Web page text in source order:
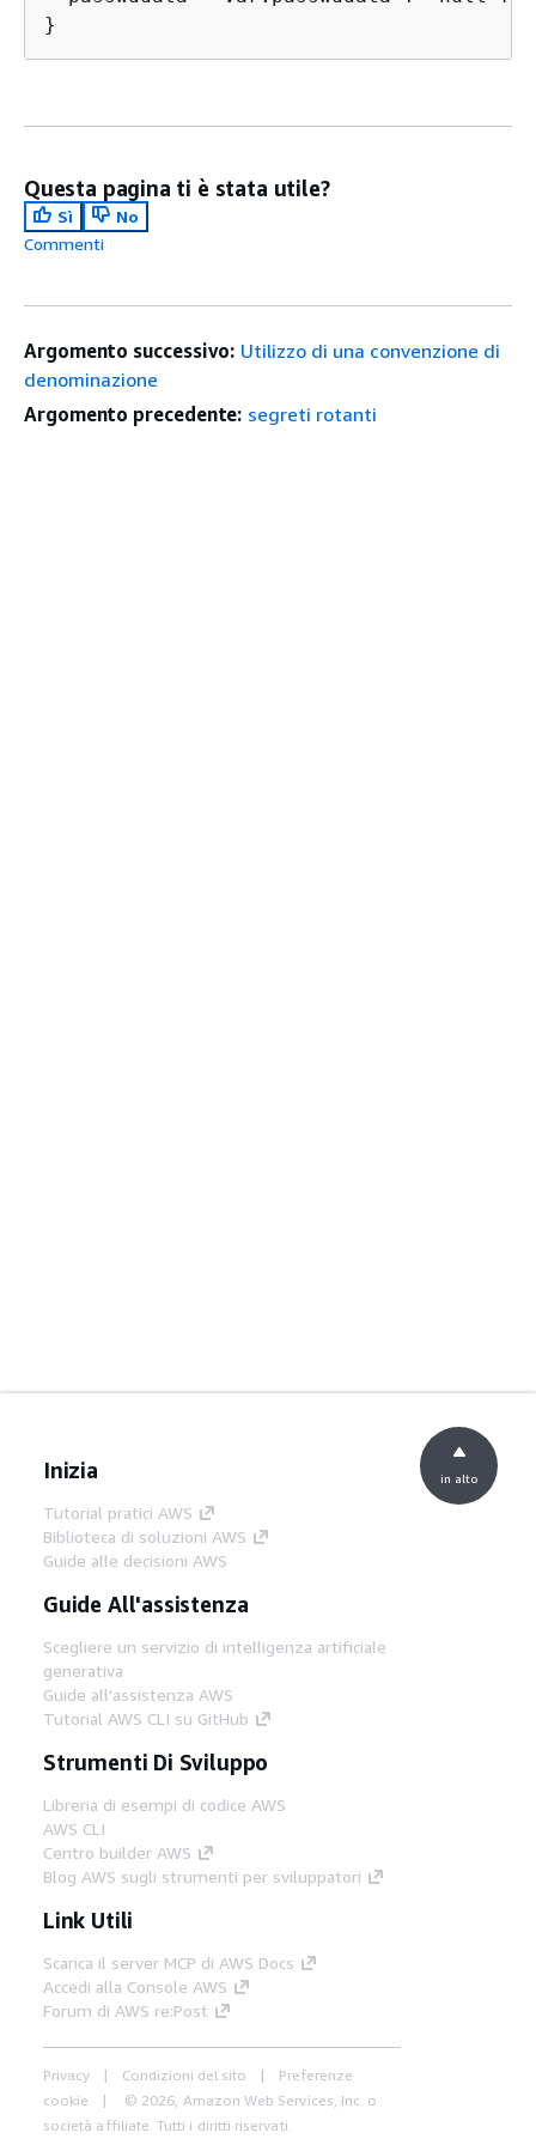
}
Questa pagina ti è stata utile?
Sì
No
Commenti
Argomento successivo: Utilizzo di una convenzione di
denominazione
Argomento precedente: segreti rotanti
Inizia
Tutorial pratici AWS
Biblioteca di soluzioni AWS
Guide alle decisioni AWS
Guide All'assistenza
Scegliere un servizio di intelligenza artificiale
generativa
Guide all'assistenza AWS
Tutorial AWS CLI su GitHub
Strumenti Di Sviluppo
Libreria di esempi di codice AWS
AWS CLI
Centro builder AWS
Blog AWS sugli strumenti per sviluppatori
Link Utili
Scarica il server MCP di AWS Docs
Accedi alla Console AWS
Forum di AWS re:Post
Privacy Condizioni del sito
Preferenze
cookie
© 2026, Amazon Web Services, Inc. o
società affiliate. Tutti i diritti riservati.
in alto